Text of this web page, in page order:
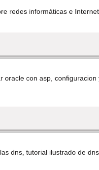
redes informáticas e Internet
oracle con asp,
dns, tutorial ilustrado de